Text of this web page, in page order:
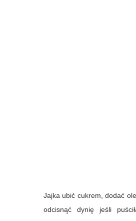
Jajka ubić cukrem, dodać
odcisnąć dynię jeśli